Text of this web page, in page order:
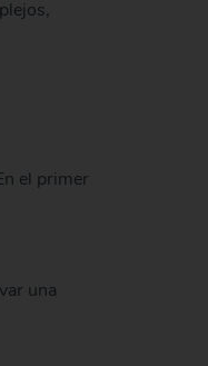
el primer
una